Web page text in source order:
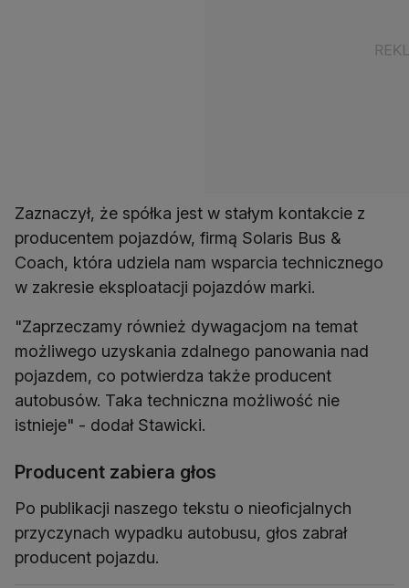
Zaznaczył, że spółka jest w stałym kontakcie z
producentem pojazdów, firmą Solaris Bus &
Coach, która udziela nam wsparcia technicznego
w zakresie eksploatacji pojazdów marki.
"Zaprzeczamy również dywagacjom na temat
możliwego uzyskania zdalnego panowania nad
pojazdem, co potwierdza także producent
autobusów. Taka techniczna możliwość nie
istnieje" - dodał Stawicki.
Producent zabiera głos
Po publikacji naszego tekstu o nieoficjalnych
przyczynach wypadku autobusu, głos zabrał
producent pojazdu.